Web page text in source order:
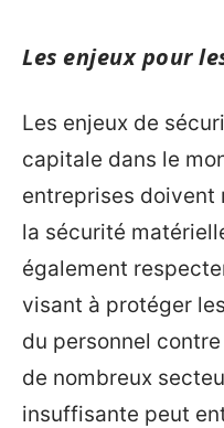
Les enjeux pour
Les enjeux de
capitale dans le
entreprises doivent
la sécurité
également
visant à protéger
du personnel
de nombreux
insuffisante peut